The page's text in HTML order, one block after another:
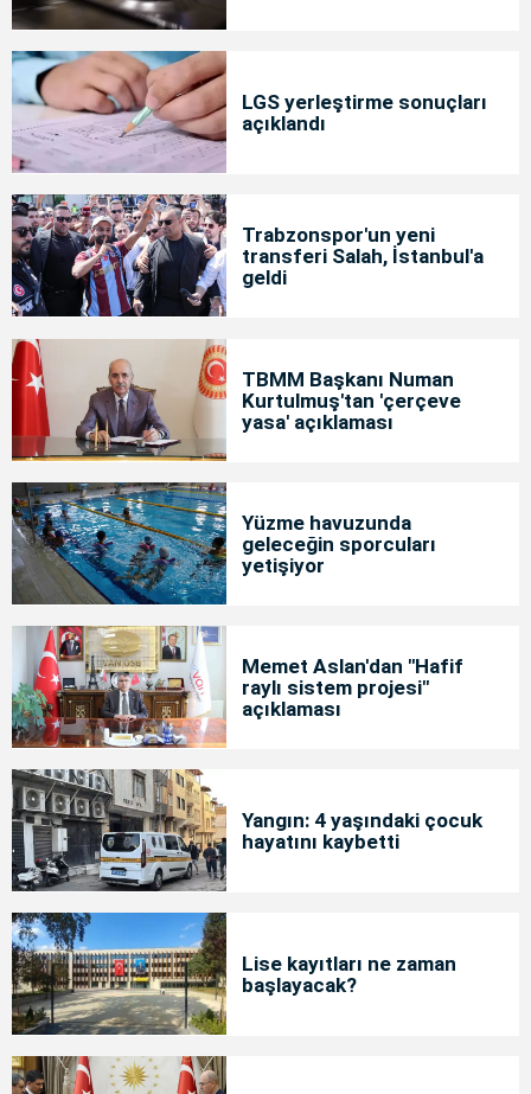
LGS yerleştirme sonuçları
açıklandı
Trabzonspor'un yeni
transferi Salah, İstanbul'a
geldi
TBMM Başkanı Numan
Kurtulmuş'tan 'çerçeve
yasa' açıklaması
Yüzme havuzunda
geleceğin sporcuları
yetişiyor
Memet Aslan'dan "Hafif
raylı sistem projesi"
açıklaması
Yangın: 4 yaşındaki çocuk
hayatını kaybetti
Lise kayıtları ne zaman
başlayacak?